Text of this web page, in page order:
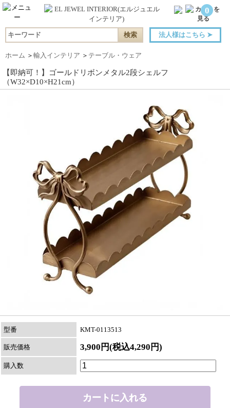
0
法人様はこちら ➤
ホーム ＞ 輸入インテリア ＞ テーブル・ウェア
【即納可！】ゴールドリボンメタル2段シェルフ
（W32×D10×H21cm）
型番 KMT-0113513
販売価格 3,900円(税込4,290円)
購入数